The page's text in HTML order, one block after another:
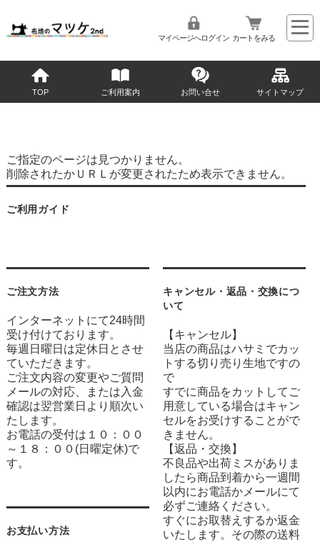
マイページへログイン カートをみる
TOP ご利用案内 お問い合せ サイトマップ
ご指定のページは見つかりません。
削除されたかＵＲＬが変更されたため表示できません。
ご利用ガイド
ご注文方法
インターネットにて24時間
受け付けております。
毎週日曜日は定休日とさせ
ていただきます。
ご注文内容の変更やご質問
メールの対応、または入金
確認は翌営業日より順次い
たします。
お電話の受付は１０：００
～１８：００(日曜定休)で
す。
お支払い方法
キャンセル・返品・交換につ
いて
【キャンセル】
当店の商品はハサミでカッ
トする切り売り生地ですの
で
すでに商品をカットしてご
用意している場合はキャン
セルをお受けすることがで
きません。
【返品・交換】
不良品や出荷ミスがありま
したら商品到着から一週間
以内にお電話かメールにて
必ずご連絡ください。
すぐにお取替えするか返金
いたします。その際の送料